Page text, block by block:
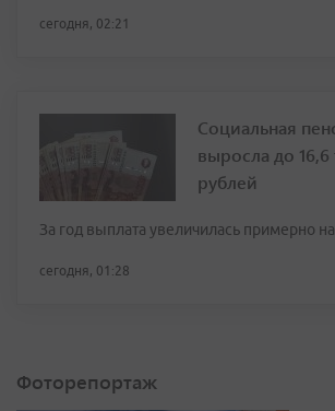
сегодня, 02:21
Социальная
выросла до 16,6
рублей
За год выплата увеличилась примерно
сегодня, 01:28
Фоторепортаж